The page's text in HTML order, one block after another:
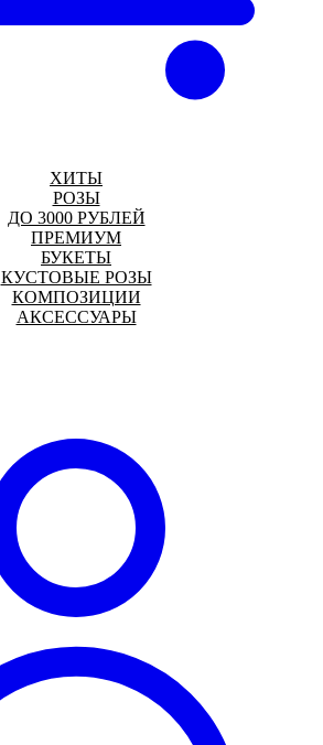
ХИТЫ
РОЗЫ
ДО 3000 РУБЛЕЙ
ПРЕМИУМ
БУКЕТЫ
КУСТОВЫЕ РОЗЫ
КОМПОЗИЦИИ
АКСЕССУАРЫ